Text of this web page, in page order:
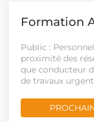
Formation
Public :
proximité des
que conducteur
de travaux